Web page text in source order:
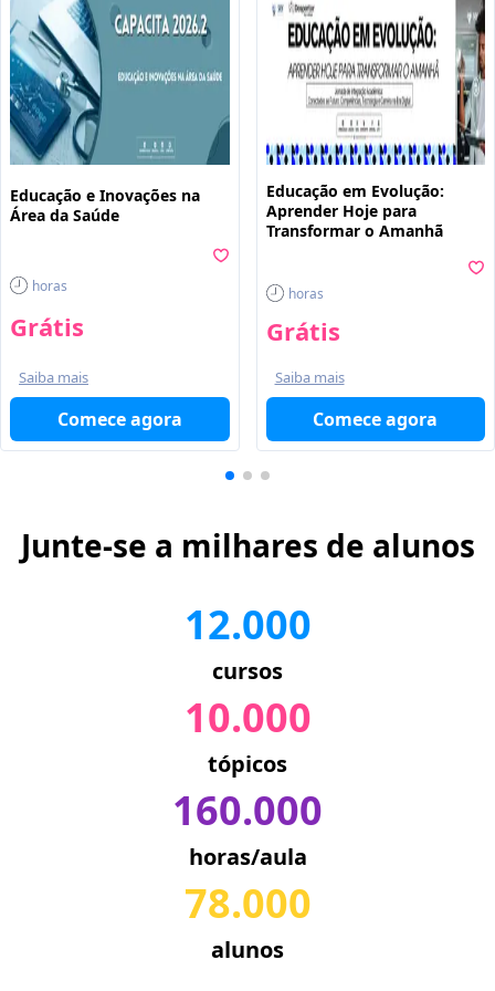
Educação e Inovações na
Área da Saúde
horas
Grátis
Saiba mais
Comece agora
Educação em Evolução:
Aprender Hoje para
Transformar o Amanhã
horas
Grátis
Saiba mais
Comece agora
Junte-se a milhares de alunos
12.000
cursos
10.000
tópicos
160.000
horas/aula
78.000
alunos